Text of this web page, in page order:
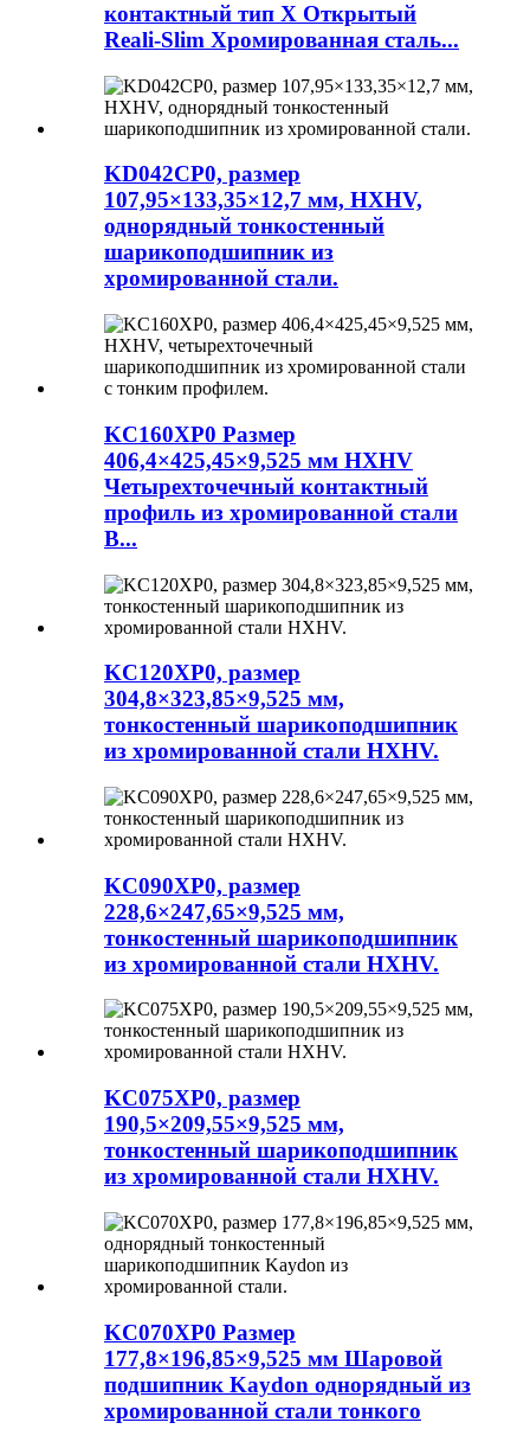
контактный тип X Открытый
Reali-Slim Хромированная сталь...
KD042CP0, размер
107,95×133,35×12,7 мм, HXHV,
однорядный тонкостенный
шарикоподшипник из
хромированной стали.
KC160XP0 Размер
406,4×425,45×9,525 мм HXHV
Четырехточечный контактный
профиль из хромированной стали
B...
KC120XP0, размер
304,8×323,85×9,525 мм,
тонкостенный шарикоподшипник
из хромированной стали HXHV.
KC090XP0, размер
228,6×247,65×9,525 мм,
тонкостенный шарикоподшипник
из хромированной стали HXHV.
KC075XP0, размер
190,5×209,55×9,525 мм,
тонкостенный шарикоподшипник
из хромированной стали HXHV.
KC070XP0 Размер
177,8×196,85×9,525 мм Шаровой
подшипник Kaydon однорядный из
хромированной стали тонкого